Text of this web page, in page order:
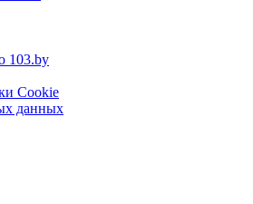
103.by
Cookie
данных